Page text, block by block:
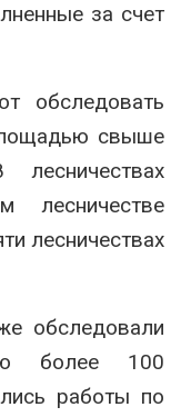
за счет
обследовать
свыше
лесничестве
лесничествах
обследовали
более 100
работы по